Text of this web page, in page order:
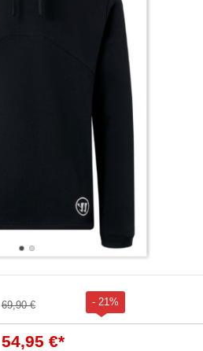
69,90 € - 21%
54,95 €*